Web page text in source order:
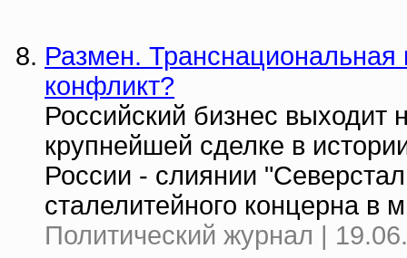
Размен.
конфликт?
Российский бизнес
крупнейшей сделке в
России - слиянии
сталелитейного концерна в
Политический журнал |